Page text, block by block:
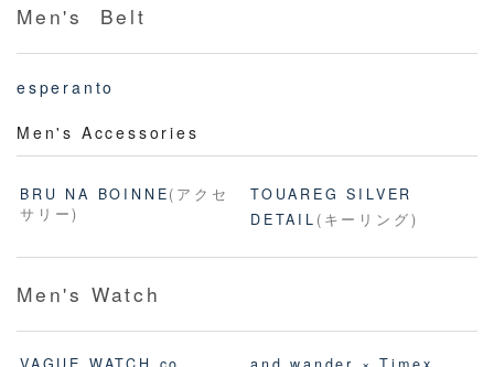
Men's Belt
esperanto
Men's Accessories
BRU NA BOINNE(アクセ
サリー)
TOUAREG SILVER
DETAIL (キーリング)
Men's Watch